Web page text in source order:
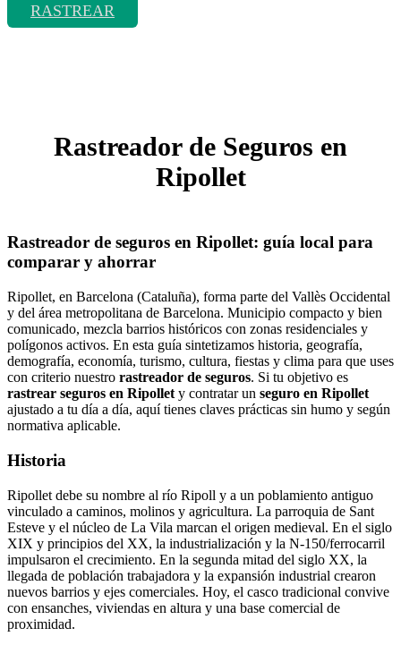
RASTREAR
Rastreador de Seguros en
Ripollet
Rastreador de seguros en Ripollet: guía local para
comparar y ahorrar
Ripollet, en Barcelona (Cataluña), forma parte del Vallès Occidental
y del área metropolitana de Barcelona. Municipio compacto y bien
comunicado, mezcla barrios históricos con zonas residenciales y
polígonos activos. En esta guía sintetizamos historia, geografía,
demografía, economía, turismo, cultura, fiestas y clima para que uses
con criterio nuestro rastreador de seguros. Si tu objetivo es
rastrear seguros en Ripollet y contratar un seguro en Ripollet
ajustado a tu día a día, aquí tienes claves prácticas sin humo y según
normativa aplicable.
Historia
Ripollet debe su nombre al río Ripoll y a un poblamiento antiguo
vinculado a caminos, molinos y agricultura. La parroquia de Sant
Esteve y el núcleo de La Vila marcan el origen medieval. En el siglo
XIX y principios del XX, la industrialización y la N‑150/ferrocarril
impulsaron el crecimiento. En la segunda mitad del siglo XX, la
llegada de población trabajadora y la expansión industrial crearon
nuevos barrios y ejes comerciales. Hoy, el casco tradicional convive
con ensanches, viviendas en altura y una base comercial de
proximidad.